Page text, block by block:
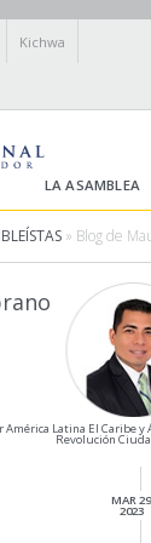
Kichwa
LA ASAMBLEA
» Blog de
Latina El Caribe y
Revolución
MAR 29
2023